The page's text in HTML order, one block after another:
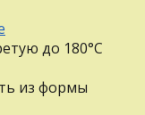
до 180°С
из формы